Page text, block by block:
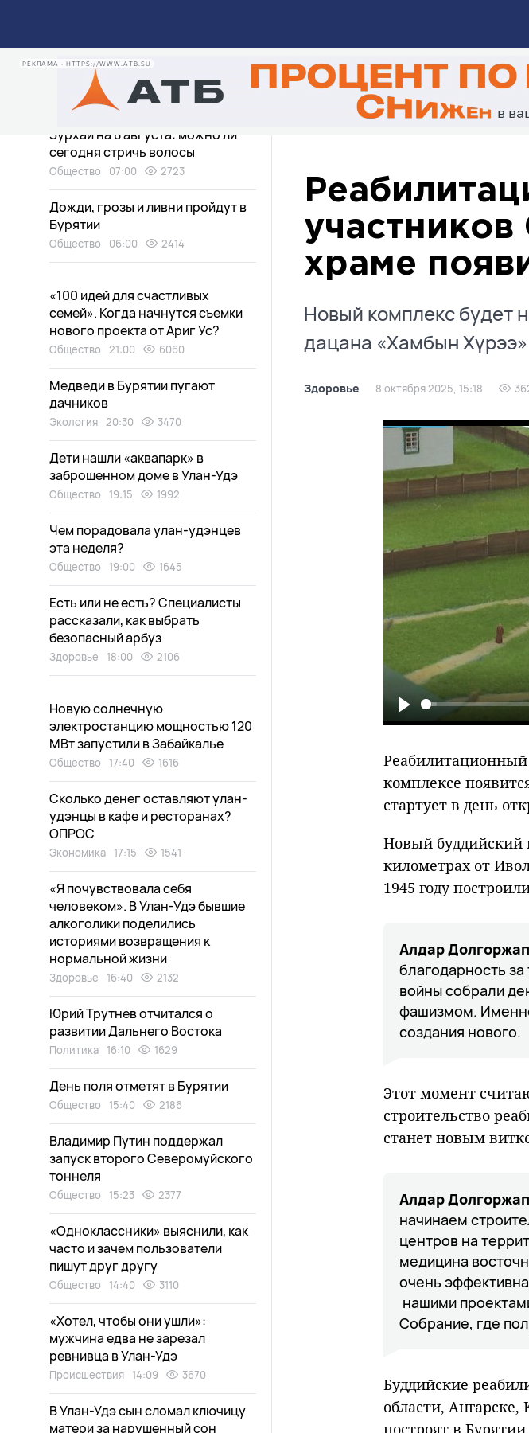
РЕКЛАМА • HTTPS://WWW.ATB.SU
храме
Новый комплекс будет
дацана «Хамбын Хγрээ»
Здоровье 8 октября 2025, 15:18
Play
комплексе
стартует в день
Новый буддийский
километрах от
1945 году
Алдар
благодарность
войны собрали
фашизмом.
создания нового.
Этот момент
строительство
станет новым
Алдар
начинаем
центров на
медицина
очень
нашими
Собрание, где
Буддийские
области,
построят в
Мужчина пропал на Байкале
Общество 09:00
Зурхай на 8 августа: можно ли
сегодня стричь волосы
Общество 07:00 2723
Дожди, грозы и ливни пройдут в
Бурятии
Общество 06:00 2414
«100 идей для счастливых
семей». Когда начнутся съемки
нового проекта от Ариг Ус?
Общество 21:00 6060
Медведи в Бурятии пугают
дачников
Экология 20:30 3470
Дети нашли «аквапарк» в
заброшенном доме в Улан-Удэ
Общество 19:15 1992
Чем порадовала улан-удэнцев
эта неделя?
Общество 19:00 1645
Есть или не есть? Специалисты
рассказали, как выбрать
безопасный арбуз
Здоровье 18:00 2106
Новую солнечную
электростанцию мощностью 120
МВт запустили в Забайкалье
Общество 17:40 1616
Сколько денег оставляют улан-
удэнцы в кафе и ресторанах?
ОПРОС
Экономика 17:15 1541
«Я почувствовала себя
человеком». В Улан-Удэ бывшие
алкоголики поделились
историями возвращения к
нормальной жизни
Здоровье 16:40 2132
Юрий Трутнев отчитался о
развитии Дальнего Востока
Политика 16:10 1629
День поля отметят в Бурятии
Общество 15:40 2186
Владимир Путин поддержал
запуск второго Северомуйского
тоннеля
Общество 15:23 2377
«Одноклассники» выяснили, как
часто и зачем пользователи
пишут друг другу
Общество 14:40 3110
«Хотел, чтобы они ушли»:
мужчина едва не зарезал
ревнивца в Улан-Удэ
Происшествия 14:09 3670
В Улан-Удэ сын сломал ключицу
матери за нарушенный сон